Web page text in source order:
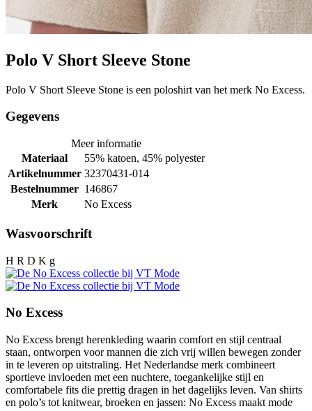
Polo V Short Sleeve Stone
Polo V Short Sleeve Stone is een poloshirt van het merk No Excess.
Gegevens
Meer informatie
Materiaal
55% katoen, 45% polyester
Artikelnummer 32370431-014
Bestelnummer 146867
Merk
No Excess
Wasvoorschrift
H R D K g
No Excess
No Excess brengt herenkleding waarin comfort en stijl centraal
staan, ontworpen voor mannen die zich vrij willen bewegen zonder
in te leveren op uitstraling. Het Nederlandse merk combineert
sportieve invloeden met een nuchtere, toegankelijke stijl en
comfortabele fits die prettig dragen in het dagelijks leven. Van shirts
en polo’s tot knitwear, broeken en jassen: No Excess maakt mode